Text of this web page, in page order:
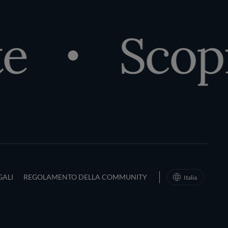
Conditions
REGOLAMENTO DELLA COMMUNITY Italia